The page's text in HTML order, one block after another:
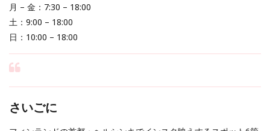
月 – 金：7:30 – 18:00
土：9:00 – 18:00
日：10:00 – 18:00
さいごに